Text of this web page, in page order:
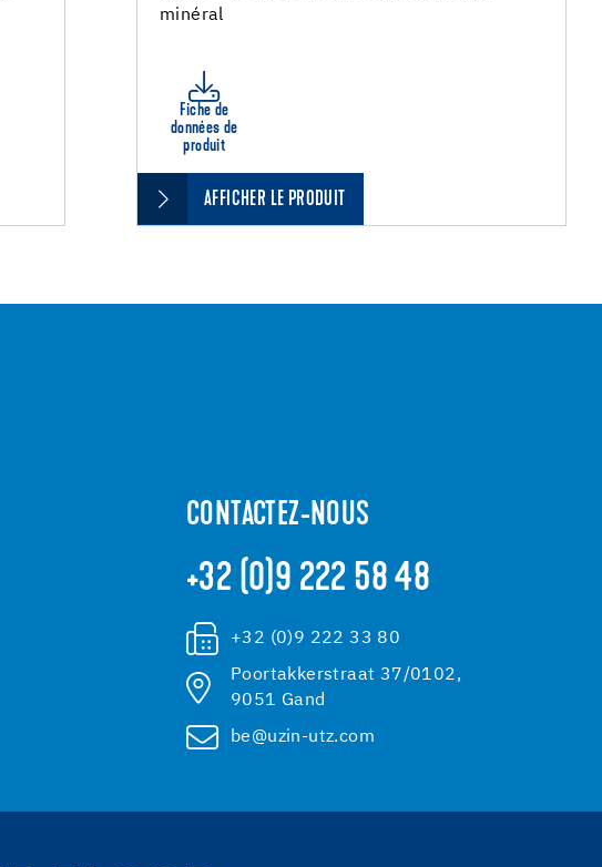
minéral
Fiche de
données de
produit
AFFICHER LE PRODUIT
CONTACTEZ-NOUS
+32 (0)9 222 58 48
+32 (0)9 222 33 80
Poortakkerstraat 37/0102,
9051 Gand
be@uzin-utz.com